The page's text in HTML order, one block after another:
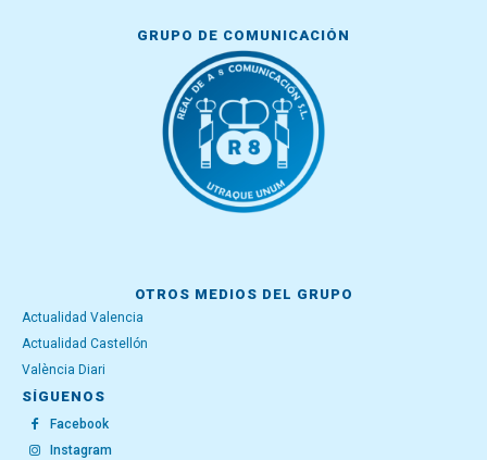
GRUPO DE COMUNICACIÓN
OTROS MEDIOS DEL GRUPO
Actualidad Valencia
Actualidad Castellón
València Diari
SÍGUENOS
Facebook
Instagram